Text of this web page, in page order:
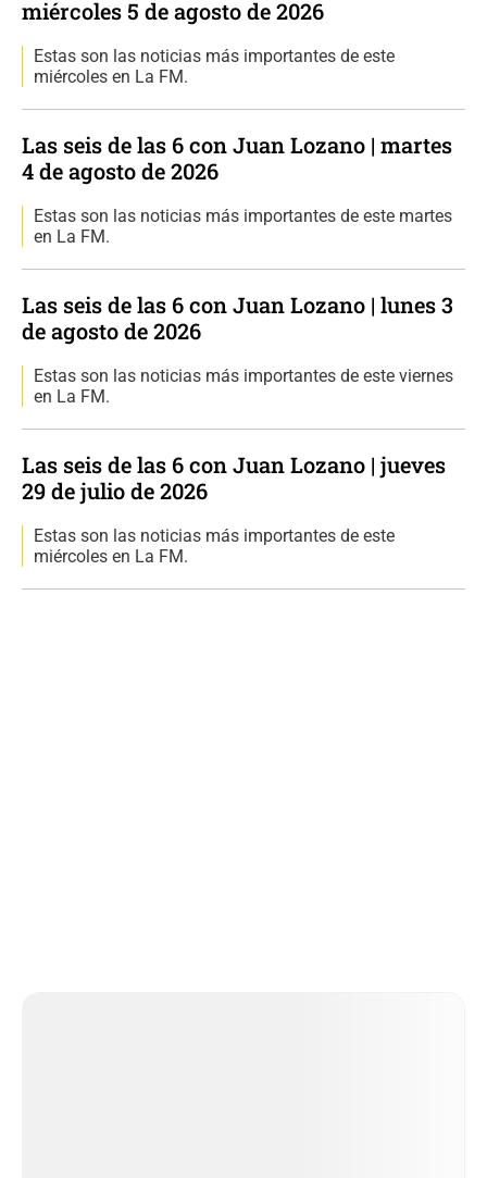
miércoles 5 de agosto de 2026
Estas son las noticias más importantes de este
miércoles en La FM.
Las seis de las 6 con Juan Lozano | martes
4 de agosto de 2026
Estas son las noticias más importantes de este martes
en La FM.
Las seis de las 6 con Juan Lozano | lunes 3
de agosto de 2026
Estas son las noticias más importantes de este viernes
en La FM.
Las seis de las 6 con Juan Lozano | jueves
29 de julio de 2026
Estas son las noticias más importantes de este
miércoles en La FM.